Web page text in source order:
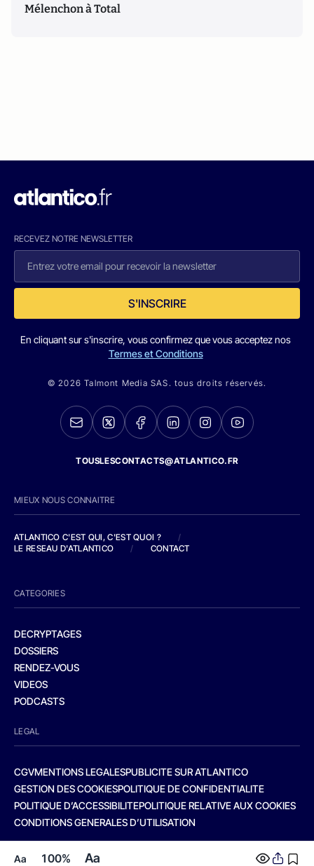
Aa 100% Aa
Mélenchon à Total
RECEVEZ NOTRE NEWSLETTER
S'INSCRIRE
En cliquant sur s'inscrire, vous confirmez que vous acceptez nos
Termes et Conditions
© 2026 Talmont Media SAS. tous droits réservés.
TOUSLESCONTACTS@ATLANTICO.FR
MIEUX NOUS CONNAITRE
ATLANTICO C'EST QUI, C'EST QUOI ?
/
LE RESEAU D'ATLANTICO
/ CONTACT
CATEGORIES
DECRYPTAGES
DOSSIERS
RENDEZ-VOUS
VIDEOS
PODCASTS
LEGAL
CGVMENTIONS LEGALESPUBLICITE SUR ATLANTICO
GESTION DES COOKIESPOLITIQUE DE CONFIDENTIALITE
POLITIQUE D’ACCESSIBILITEPOLITIQUE RELATIVE AUX COOKIES
CONDITIONS GENERALES D’UTILISATION